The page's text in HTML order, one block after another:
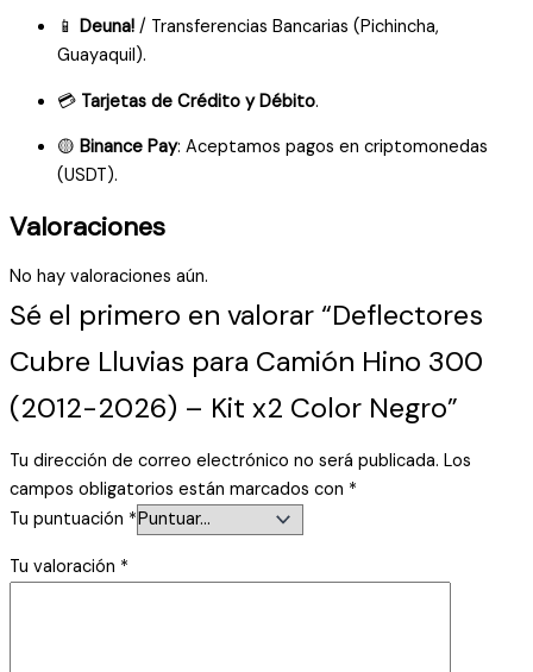
📱 Deuna! / Transferencias Bancarias (Pichincha,
Guayaquil).
💳 Tarjetas de Crédito y Débito.
🟡 Binance Pay: Aceptamos pagos en criptomonedas
(USDT).
Valoraciones
No hay valoraciones aún.
Sé el primero en valorar “Deflectores
Cubre Lluvias para Camión Hino 300
(2012-2026) – Kit x2 Color Negro”
Tu dirección de correo electrónico no será publicada. Los
campos obligatorios están marcados con *
Tu puntuación *
Tu valoración *